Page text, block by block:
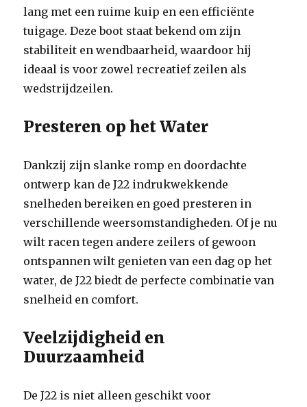
lang met een ruime kuip en een efficiënte
tuigage. Deze boot staat bekend om zijn
stabiliteit en wendbaarheid, waardoor hij
ideaal is voor zowel recreatief zeilen als
wedstrijdzeilen.
Presteren op het Water
Dankzij zijn slanke romp en doordachte
ontwerp kan de J22 indrukwekkende
snelheden bereiken en goed presteren in
verschillende weersomstandigheden. Of je nu
wilt racen tegen andere zeilers of gewoon
ontspannen wilt genieten van een dag op het
water, de J22 biedt de perfecte combinatie van
snelheid en comfort.
Veelzijdigheid en
Duurzaamheid
De J22 is niet alleen geschikt voor